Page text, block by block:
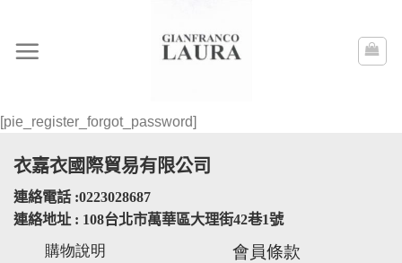
content
[pie_register_forgot_password]
衣嘉衣國際貿易有限公司
連絡電話 :0223028687
連絡地址 : 108台北市萬華區大理街42巷1號
購物說明 會員條款